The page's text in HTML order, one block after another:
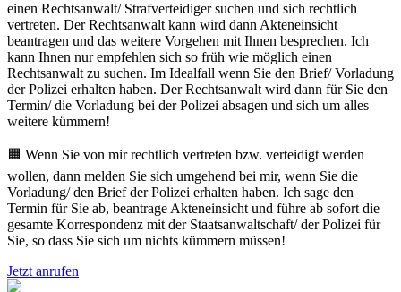
einen Rechtsanwalt/ Strafverteidiger suchen und sich rechtlich
vertreten. Der Rechtsanwalt kann wird dann Akteneinsicht
beantragen und das weitere Vorgehen mit Ihnen besprechen. Ich
kann Ihnen nur empfehlen sich so früh wie möglich einen
Rechtsanwalt zu suchen. Im Idealfall wenn Sie den Brief/ Vorladung
der Polizei erhalten haben. Der Rechtsanwalt wird dann für Sie den
Termin/ die Vorladung bei der Polizei absagen und sich um alles
weitere kümmern!
🟧 Wenn Sie von mir rechtlich vertreten bzw. verteidigt werden
wollen, dann melden Sie sich umgehend bei mir, wenn Sie die
Vorladung/ den Brief der Polizei erhalten haben. Ich sage den
Termin für Sie ab, beantrage Akteneinsicht und führe ab sofort die
gesamte Korrespondenz mit der Staatsanwaltschaft/ der Polizei für
Sie, so dass Sie sich um nichts kümmern müssen!
Jetzt anrufen